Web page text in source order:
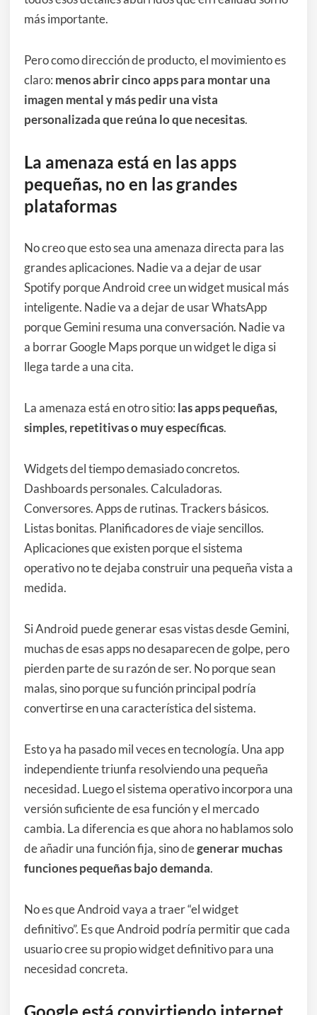
más importante.
Pero como dirección de producto, el movimiento es
claro: menos abrir cinco apps para montar una
imagen mental y más pedir una vista
personalizada que reúna lo que necesitas.
La amenaza está en las apps
pequeñas, no en las grandes
plataformas
No creo que esto sea una amenaza directa para las
grandes aplicaciones. Nadie va a dejar de usar
Spotify porque Android cree un widget musical más
inteligente. Nadie va a dejar de usar WhatsApp
porque Gemini resuma una conversación. Nadie va
a borrar Google Maps porque un widget le diga si
llega tarde a una cita.
La amenaza está en otro sitio: las apps pequeñas,
simples, repetitivas o muy específicas.
Widgets del tiempo demasiado concretos.
Dashboards personales. Calculadoras.
Conversores. Apps de rutinas. Trackers básicos.
Listas bonitas. Planificadores de viaje sencillos.
Aplicaciones que existen porque el sistema
operativo no te dejaba construir una pequeña vista a
medida.
Si Android puede generar esas vistas desde Gemini,
muchas de esas apps no desaparecen de golpe, pero
pierden parte de su razón de ser. No porque sean
malas, sino porque su función principal podría
convertirse en una característica del sistema.
Esto ya ha pasado mil veces en tecnología. Una app
independiente triunfa resolviendo una pequeña
necesidad. Luego el sistema operativo incorpora una
versión suficiente de esa función y el mercado
cambia. La diferencia es que ahora no hablamos solo
de añadir una función fija, sino degenerar muchas
funciones pequeñas bajo demanda.
No es que Android vaya a traer “el widget
definitivo”. Es que Android podría permitir que cada
usuario cree su propio widget definitivo para una
necesidad concreta.